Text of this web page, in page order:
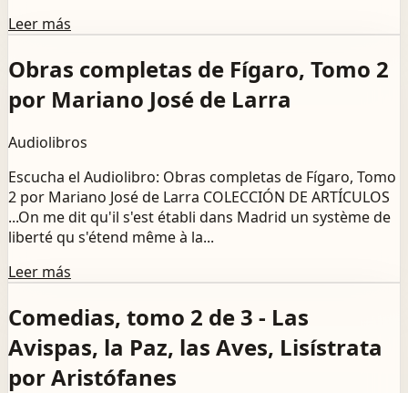
Leer más
Obras completas de Fígaro, Tomo 2
por Mariano José de Larra
Audiolibros
Escucha el Audiolibro: Obras completas de Fígaro, Tomo
2 por Mariano José de Larra COLECCIÓN DE ARTÍCULOS
...On me dit qu'il s'est établi dans Madrid un système de
liberté qu s'étend même à la...
Leer más
Comedias, tomo 2 de 3 - Las
Avispas, la Paz, las Aves, Lisístrata
por Aristófanes